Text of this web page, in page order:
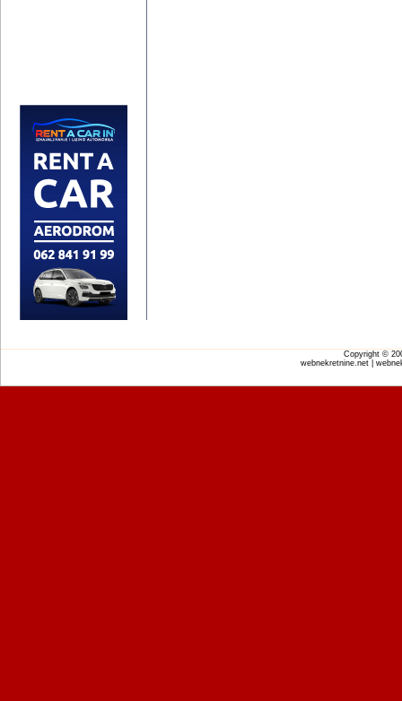
Copyright ©
webnekretnine.net |